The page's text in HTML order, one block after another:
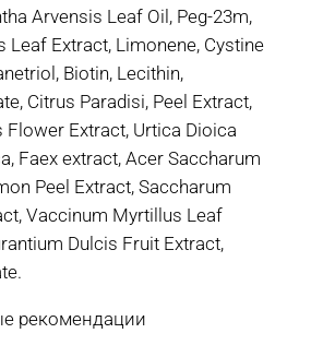
Arvensis Leaf Oil, Peg-23m,
Leaf Extract, Limonene, Cystine
Biotin, Lecithin,
Citrus Paradisi, Peel Extract,
Flower Extract, Urtica Dioica
Faex extract, Acer Saccharum
Peel Extract, Saccharum
Vaccinum Myrtillus Leaf
Dulcis Fruit Extract,
рекомендации